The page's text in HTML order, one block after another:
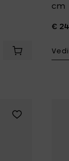
Aggiungi
cm
€
Aggiungi